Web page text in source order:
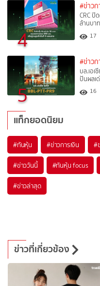
4
#ข่าว
CRC ปิ
ล้านบา
17
5
#ข่าว
บล.เอเ
ปันผลเ
16
แท็กยอดนิยม
#ทันหุ้น #ข่าวการเงิน #
#ข่าววันนี้ #ทันหุ้น focus
#ข่าวล่าสุด
ข่าวที่เกี่ยวข้อง